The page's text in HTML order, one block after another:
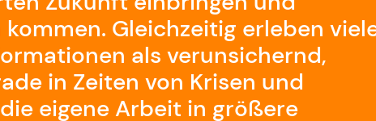
Gleichzeitig erleben
als verunsichernd,
in Zeiten von Krisen und
eigene Arbeit in größere